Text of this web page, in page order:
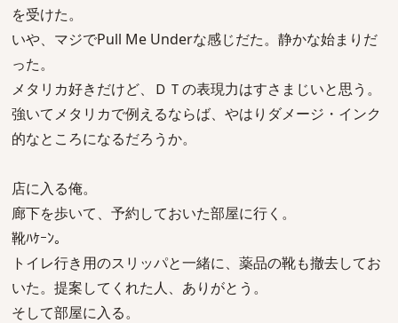
を受けた。
いや、マジでPull Me Underな感じだた。静かな始まりだ
った。
メタリカ好きだけど、ＤＴの表現力はすさまじいと思う。
強いてメタリカで例えるならば、やはりダメージ・インク
的なところになるだろうか。
店に入る俺。
廊下を歩いて、予約しておいた部屋に行く。
靴ﾊｹｰﾝ。
トイレ行き用のスリッパと一緒に、薬品の靴も撤去してお
いた。提案してくれた人、ありがとう。
そして部屋に入る。